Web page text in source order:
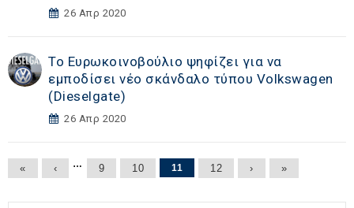
26 Απρ 2020
Το Ευρωκοινοβούλιο ψηφίζει για να
εμποδίσει νέο σκάνδαλο τύπου Volkswagen
(Dieselgate)
26 Απρ 2020
Σελίδες
« ‹ … 9 10 11 12 › »